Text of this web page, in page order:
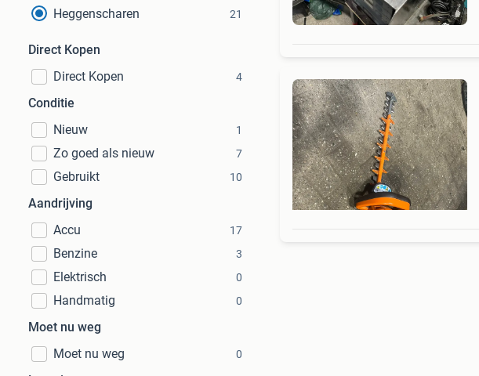
Heggenscharen
21
Direct Kopen
Direct Kopen
4
Conditie
Nieuw
1
Zo goed als nieuw 7
Gebruikt 10
Aandrijving
Accu
17
Benzine 3
Elektrisch 0
Handmatig 0
Moet nu weg
Moet nu weg
0